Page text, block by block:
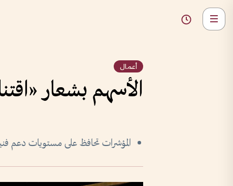
أعمال
الأسهم بشعار
المؤشرات تحافظ على مستويات دعم